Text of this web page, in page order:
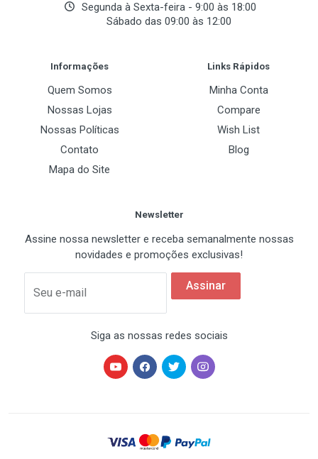
Latência MédiaSegunda à Sexta-feira - 9:00 às 18:00
Sábado das 09:00 às 12:00
Informações
Quem Somos
Nossas Lojas
Nossas Políticas
Contato
Mapa do Site
Links Rápidos
Minha Conta
Compare
Wish List
Blog
Newsletter
Assine nossa newsletter e receba semanalmente nossas
novidades e promoções exclusivas!
Seu e-mail
Assinar
Siga as nossas redes sociais